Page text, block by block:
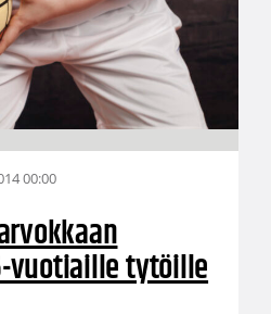
00:00
vuotiaille tytöille